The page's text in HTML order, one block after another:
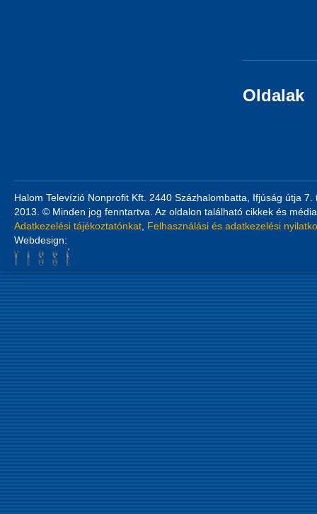
Oldalak
Halom Televízió Nonprofit Kft. 2440 Százhalombatta, Ifjúság útja
2013. © Minden jog fenntartva. Az oldalon található cikkek és
Adatkezelési tájékoztatónkat Felhasználási és adatkezelési
Webdesign: